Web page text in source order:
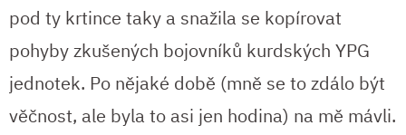
pod ty krtince taky a snažila se kopírovat
pohyby zkušených bojovníků kurdských YPG
jednotek. Po nějaké době (mně se to zdálo být
věčnost, ale byla to asi jen hodina) na mě mávli.